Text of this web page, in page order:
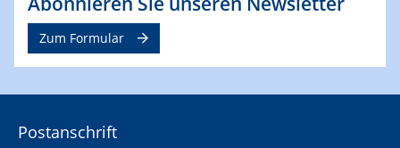
Zum Formular
Postanschrift